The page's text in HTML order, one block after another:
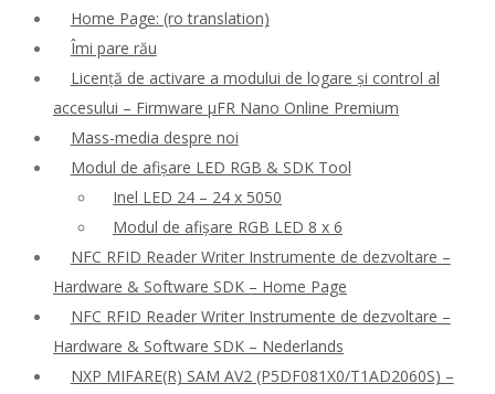
Home Page: (ro translation)
Îmi pare rău
Licență de activare a modului de logare și control al
accesului – Firmware μFR Nano Online Premium
Mass-media despre noi
Modul de afișare LED RGB & SDK Tool
Inel LED 24 – 24 x 5050
Modul de afișare RGB LED 8 x 6
NFC RFID Reader Writer Instrumente de dezvoltare –
Hardware & Software SDK – Home Page
NFC RFID Reader Writer Instrumente de dezvoltare –
Hardware & Software SDK – Nederlands
NXP MIFARE(R) SAM AV2 (P5DF081X0/T1AD2060S) –